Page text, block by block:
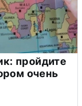
пройдите
очень